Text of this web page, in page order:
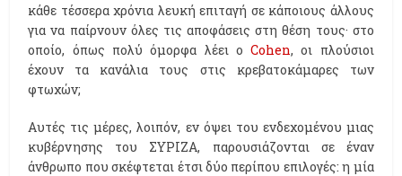
κάθε τέσσερα χρόνια λευκή επιταγή σε κάποιους άλλους
για να παίρνουν όλες τις αποφάσεις στη θέση τους· στο
οποίο, όπως πολύ όμορφα λέει ο Cohen, οι πλούσιοι
έχουν τα κανάλια τους στις κρεβατοκάμαρες των
φτωχών;
Αυτές τις μέρες, λοιπόν, εν όψει του ενδεχομένου μιας
κυβέρνησης του ΣΥΡΙΖΑ, παρουσιάζονται σε έναν
άνθρωπο που σκέφτεται έτσι δύο περίπου επιλογές: η μία